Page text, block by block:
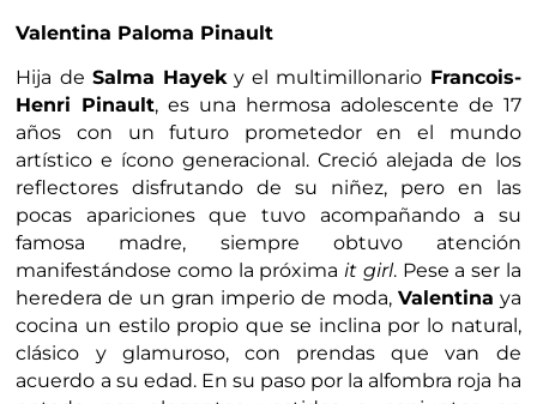
Valentina Paloma Pinault
Hija de Salma Hayeky el multimillonario Francois-
Henri Pinault, es una hermosa adolescente de 17
años con un futuro prometedor en el mundo
artístico e ícono generacional. Creció alejada de los
reflectores disfrutando de su niñez, pero en las
pocas apariciones que tuvo acompañando a su
famosa madre, siempre obtuvo atención
manifestándose como la próximait girl. Pese a ser la
heredera de un gran imperio de moda, Valentina ya
cocina un estilo propio que se inclina por lo natural,
clásico y glamuroso, con prendas que van de
acuerdo a su edad. En su paso por la alfombra roja ha